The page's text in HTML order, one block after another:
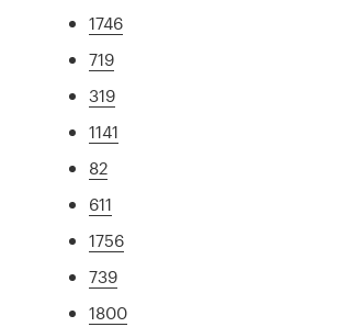
1746
719
319
1141
82
611
1756
739
1800